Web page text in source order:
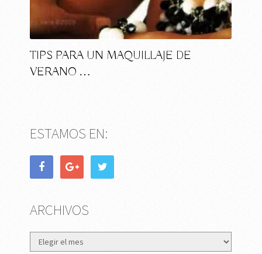
TIPS PARA UN MAQUILLAJE DE
VERANO …
ESTAMOS EN:
ARCHIVOS
Archivos